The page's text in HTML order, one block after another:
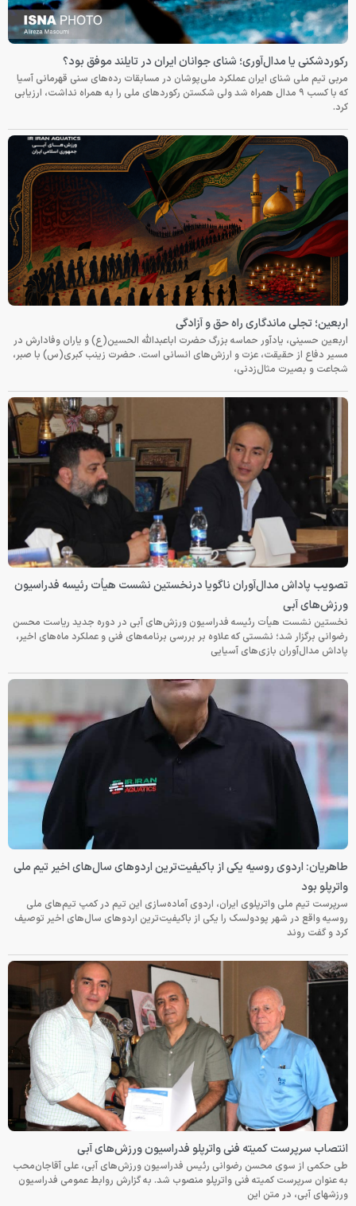
رکوردشکنی یا مدال‌آوری؛ شنای جوانان ایران در تایلند موفق بود؟
مربی تیم ملی شنای ایران عملکرد ملی‌پوشان در مسابقات رده‌های سنی قهرمانی آسیا
که با کسب ۹ مدال همراه شد ولی شکستن رکوردهای ملی را به همراه نداشت، ارزیابی
کرد.
اربعین؛ تجلی ماندگاری راه حق و آزادگی
اربعین حسینی، یادآور حماسه بزرگ حضرت اباعبدالله الحسین(ع) و یاران وفادارش در
مسیر دفاع از حقیقت، عزت و ارزش‌های انسانی است. حضرت زینب کبری(س) با صبر،
شجاعت و بصیرت مثال‌زدنی،
تصویب پاداش مدال‌آوران ناگویا درنخستین نشست هیأت رئیسه فدراسیون
ورزش‌های آبی
نخستین نشست هیأت رئیسه فدراسیون ورزش‌های آبی در دوره جدید ریاست محسن
رضوانی برگزار شد؛ نشستی که علاوه بر بررسی برنامه‌های فنی و عملکرد ماه‌های اخیر،
پاداش مدال‌آوران بازی‌های آسیایی
طاهریان: اردوی روسیه یکی از باکیفیت‌ترین اردوهای سال‌های اخیر تیم ملی
واترپلو بود
سرپرست تیم ملی واترپلوی ایران، اردوی آماده‌سازی این تیم در کمپ تیم‌های ملی
روسیه واقع در شهر پودولسک را یکی از باکیفیت‌ترین اردوهای سال‌های اخیر توصیف
کرد و گفت روند
انتصاب سرپرست کمیته فنی واترپلو فدراسیون ورزش‌های آبی
طی حکمی از سوی محسن رضوانی رئیس فدراسیون ورزش‌های آبی، علی آقاجان‌محب
به عنوان سرپرست کمیته فنی واترپلو منصوب شد. به گزارش روابط عمومی فدراسیون
ورزشهای آبی، در متن این